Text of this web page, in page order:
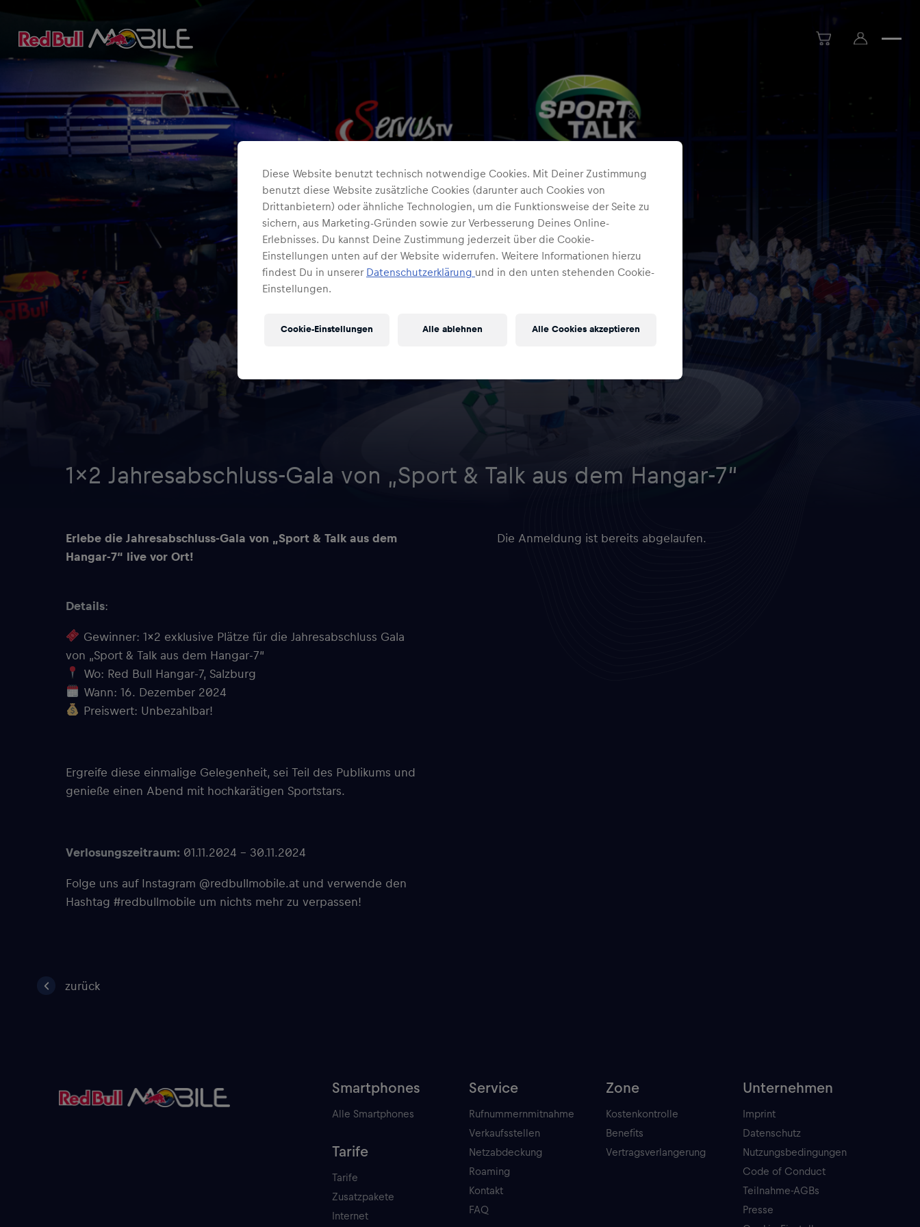
1×2 Jahresabschluss-Gala von „Sport & Talk aus dem Hangar-7“
Erlebe die Jahresabschluss-Gala von „Sport & Talk aus dem
Hangar-7“ live vor Ort!
Details:
Gewinner: 1×2 exklusive Plätze für die Jahresabschluss Gala
von „Sport & Talk aus dem Hangar-7“
Wo: Red Bull Hangar-7, Salzburg
Wann: 16. Dezember 2024
Preiswert: Unbezahlbar!
Ergreife diese einmalige Gelegenheit, sei Teil des Publikums und
genieße einen Abend mit hochkarätigen Sportstars.
Verlosungszeitraum: 01.11.2024 – 30.11.2024
Folge uns auf Instagram @redbullmobile.at und verwende den
Hashtag #redbullmobile um nichts mehr zu verpassen!
Die Anmeldung ist bereits abgelaufen.
zurück
Smartphones
Alle Smartphones
Tarife
Tarife
Zusatzpakete
Internet
Service
Rufnummernmitnahme
Verkaufsstellen
Netzabdeckung
Roaming
Kontakt
FAQ
Zone
Kostenkontrolle
Benefits
Vertragsverlangerung
Unternehmen
Imprint
Datenschutz
Nutzungsbedingungen
Code of Conduct
Teilnahme-AGBs
Presse
Diese Website benutzt technisch notwendige Cookies. Mit Deiner Zustimmung
benutzt diese Website zusätzliche Cookies (darunter auch Cookies von
Drittanbietern) oder ähnliche Technologien, um die Funktionsweise der Seite zu
sichern, aus Marketing-Gründen sowie zur Verbesserung Deines Online-
Erlebnisses. Du kannst Deine Zustimmung jederzeit über die Cookie-
Einstellungen unten auf der Website widerrufen. Weitere Informationen hierzu
findest Du in unserer Datenschutzerklärung und in den unten stehenden Cookie-
Einstellungen.
Alle ablehnen Alle Cookies akzeptieren
Cookie-Einstellungen